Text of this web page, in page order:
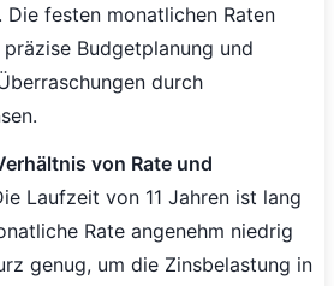
Die festen monatlichen Raten
Budgetplanung und
durch
von Rate und
Laufzeit von 11 Jahren ist lang
Rate angenehm niedrig
genug, um die Zinsbelastung in